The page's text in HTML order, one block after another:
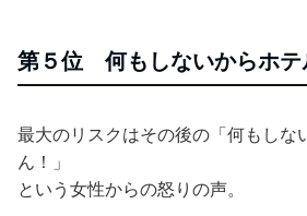
第５位 何もしないからホテ
最大のリスクはその後の「何もしな
ん！」
という女性からの怒りの声。